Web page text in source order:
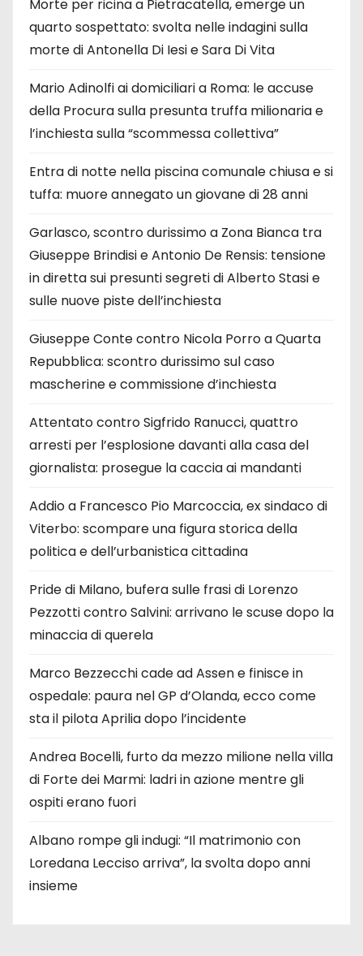
Morte per ricina a Pietracatella, emerge un
quarto sospettato: svolta nelle indagini sulla
morte di Antonella Di Iesi e Sara Di Vita
Mario Adinolfi ai domiciliari a Roma: le accuse
della Procura sulla presunta truffa milionaria e
l’inchiesta sulla “scommessa collettiva”
Entra di notte nella piscina comunale chiusa e si
tuffa: muore annegato un giovane di 28 anni
Garlasco, scontro durissimo a Zona Bianca tra
Giuseppe Brindisi e Antonio De Rensis: tensione
in diretta sui presunti segreti di Alberto Stasi e
sulle nuove piste dell’inchiesta
Giuseppe Conte contro Nicola Porro a Quarta
Repubblica: scontro durissimo sul caso
mascherine e commissione d’inchiesta
Attentato contro Sigfrido Ranucci, quattro
arresti per l’esplosione davanti alla casa del
giornalista: prosegue la caccia ai mandanti
Addio a Francesco Pio Marcoccia, ex sindaco di
Viterbo: scompare una figura storica della
politica e dell’urbanistica cittadina
Pride di Milano, bufera sulle frasi di Lorenzo
Pezzotti contro Salvini: arrivano le scuse dopo la
minaccia di querela
Marco Bezzecchi cade ad Assen e finisce in
ospedale: paura nel GP d’Olanda, ecco come
sta il pilota Aprilia dopo l’incidente
Andrea Bocelli, furto da mezzo milione nella villa
di Forte dei Marmi: ladri in azione mentre gli
ospiti erano fuori
Albano rompe gli indugi: “Il matrimonio con
Loredana Lecciso arriva”, la svolta dopo anni
insieme